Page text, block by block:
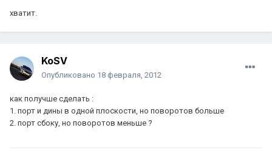
хватит.
KoSV
Опубликовано 18 февраля, 2012
как получше сделать :
1. порт и дины в одной плоскости, но поворотов больше
2. порт сбоку, но поворотов меньше ?